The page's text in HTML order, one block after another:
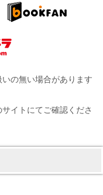
の無い場合があります
イトにてご確認くださ